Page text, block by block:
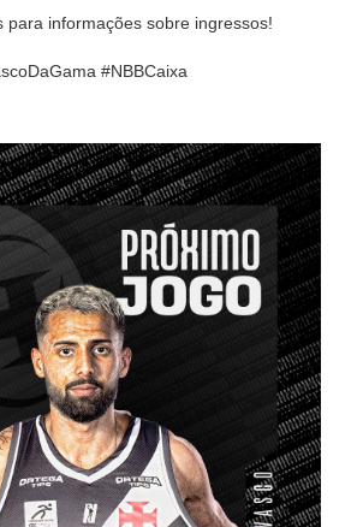
informações sobre ingressos!
#NBBCaixa